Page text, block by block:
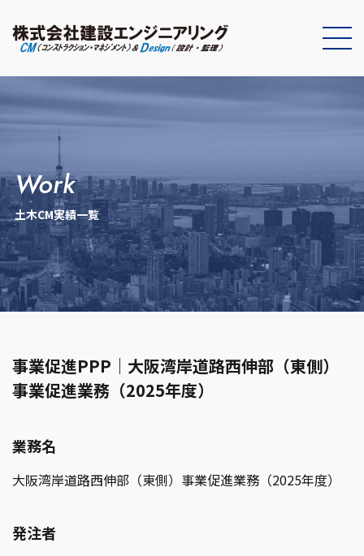
work
土木CM実績一覧
事業促進PPP｜大阪湾岸道路西伸部（東側）
事業促進業務（2025年度）
業務名
大阪湾岸道路西伸部（東側）事業促進業務（2025年度）
発注者